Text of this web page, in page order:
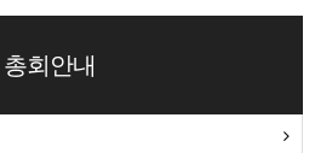
총회안내